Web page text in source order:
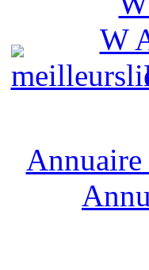
Annuaire